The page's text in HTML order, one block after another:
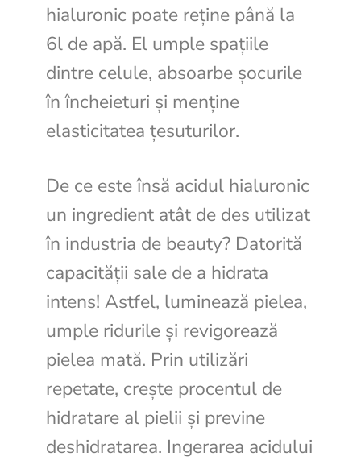
hialuronic poate reține până la
6l de apă. El umple spațiile
dintre celule, absoarbe șocurile
în încheieturi și menține
elasticitatea țesuturilor.
De ce este însă acidul hialuronic
un ingredient atât de des utilizat
în industria de beauty? Datorită
capacității sale de a hidrata
intens! Astfel, luminează pielea,
umple ridurile și revigorează
pielea mată. Prin utilizări
repetate, crește procentul de
hidratare al pielii și previne
deshidratarea. Ingerarea acidului